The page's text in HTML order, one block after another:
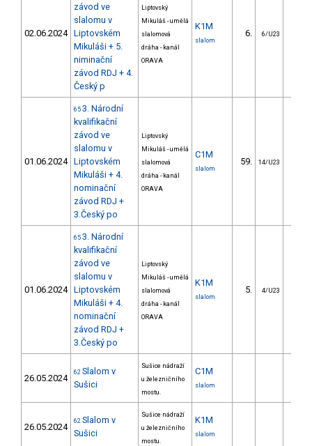
02.06.2024
závod ve
slalomu v
Liptovském
Mikuláši + 5.
niminační
závod RDJ + 4.
Český p
Liptovský
Mikuláš - umělá
slalomová
dráha - kanál
ORAVA
K1M
slalom
6. 6/U23
01.06.2024
65 3. Národní
kvalifikační
závod ve
slalomu v
Liptovském
Mikuláši + 4.
nominační
závod RDJ +
3.Český po
Liptovský
Mikuláš - umělá
slalomová
dráha - kanál
ORAVA
C1M
slalom
59. 14/U23
01.06.2024
65 3. Národní
kvalifikační
závod ve
slalomu v
Liptovském
Mikuláši + 4.
nominační
závod RDJ +
3.Český po
Liptovský
Mikuláš - umělá
slalomová
dráha - kanál
ORAVA
K1M
slalom
5. 4/U23
26.05.2024
62 Slalom v
Sušici
Sušice nádraží
u železničního
mostu.
C1M
slalom
26.05.2024
62 Slalom v
Sušici
Sušice nádraží
u železničního
mostu.
K1M
slalom